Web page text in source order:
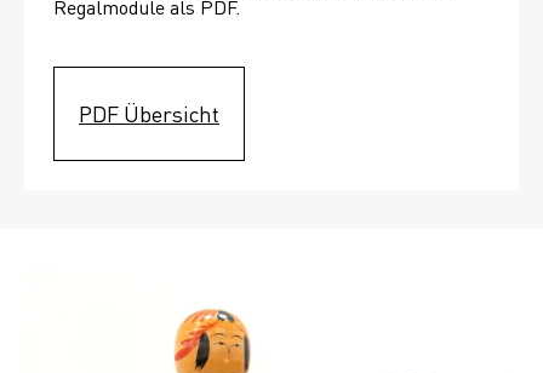
Regalmodule als PDF.
PDF Übersicht